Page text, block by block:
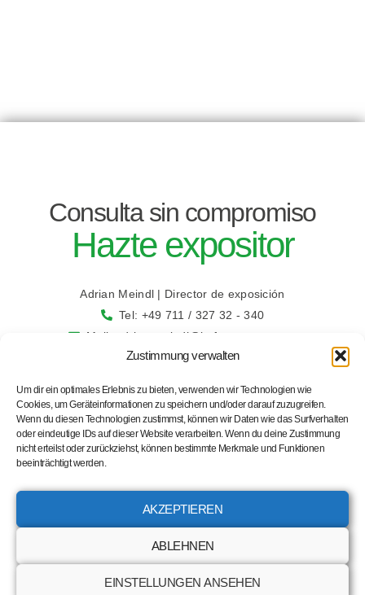
Zustimmung verwalten
Um dir ein optimales Erlebnis zu bieten, verwenden wir Technologien wie
Cookies, um Geräteinformationen zu speichern und/oder darauf zuzugreifen.
Wenn du diesen Technologien zustimmst, können wir Daten wie das Surfverhalten
oder eindeutige IDs auf dieser Website verarbeiten. Wenn du deine Zustimmung
nicht erteilst oder zurückziehst, können bestimmte Merkmale und Funktionen
beeinträchtigt werden.
AKZEPTIEREN
ABLEHNEN
EINSTELLUNGEN ANSEHEN
Consulta sin compromiso
Hazte expositor
Adrian Meindl | Director de exposición
Tel: +49 711 / 327 32 - 340
Mail: adrian.meindl@bcf-congress.com
Pie de imprenta|Política de privacidad